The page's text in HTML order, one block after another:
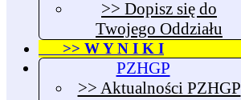
>> Dopisz się do
Twojego Oddziału
>> W Y N I K I
PZHGP
>> Aktualności PZHGP